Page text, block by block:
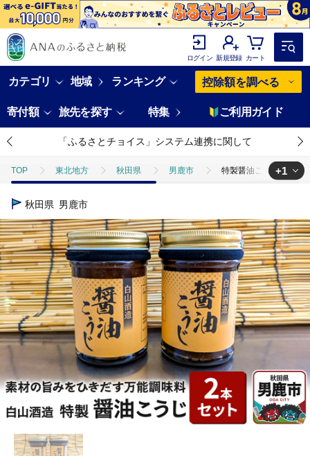
ログイン 新規登録 カート
カテゴリ 地域 ランキング 控除額を調べる
寄付額 旅先を探す 特集 ご利用ガイド
「ふるさとチョイス」システム連携に関して
TOP 東北地方 秋田県 男鹿市 特製醤油こうじ 2本セ
TOP
+1
秋田県 男鹿市